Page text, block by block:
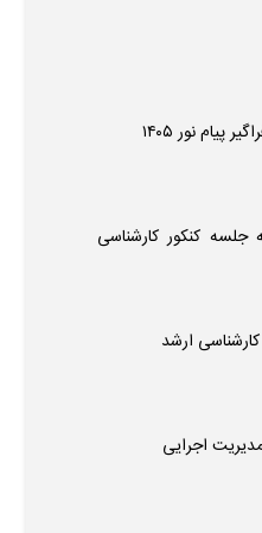
پیام نور ۱۴۰۵
جلسه کنکور کارشناسی
ارشد
اجرایی